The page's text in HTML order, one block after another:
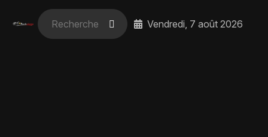
Vendredi, 7 août 2026